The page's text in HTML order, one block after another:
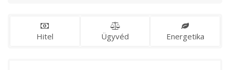
Hitel Ügyvéd Energetika